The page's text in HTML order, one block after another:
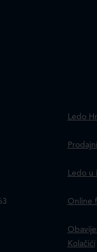
Ledo
Ledo u
Online
Kolačići